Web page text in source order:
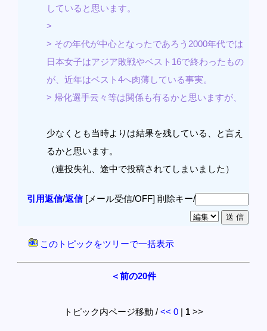
していると思います。
>
> その年代が中心となったであろう2000年代では
日本女子はアジア敗戦やベスト16で終わったもの
が、近年はベスト4へ肉薄している事実。
> 帰化選手云々等は関係も有るかと思いますが、
少なくとも当時よりは結果を残している、と言え
るかと思います。
（連投失礼、途中で投稿されてしまいました）
引用返信/返信[メール受信/OFF] 削除キー/
このトピックをツリーで一括表示
＜前の20件
トピック内ページ移動 / << 0 | 1 >>